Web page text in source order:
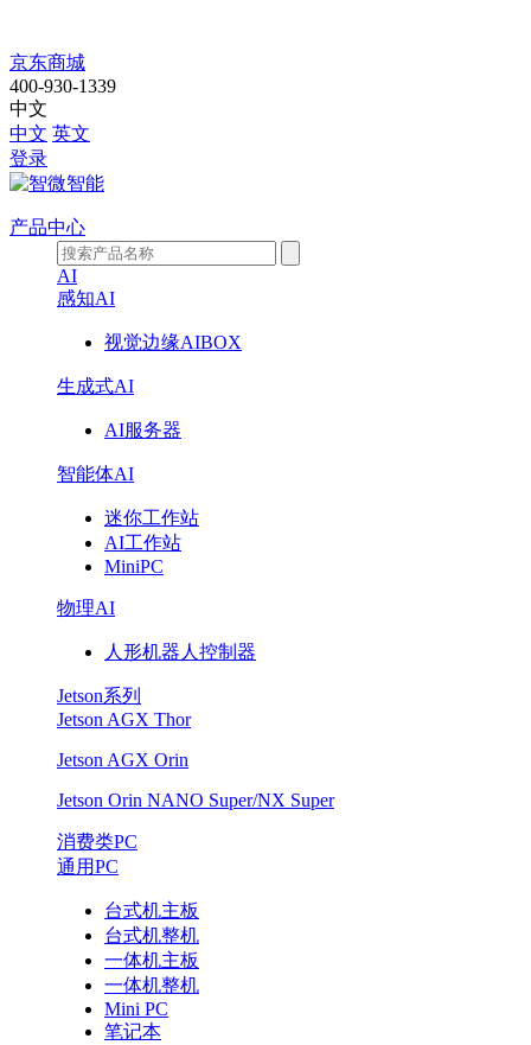
走
进
智
微
京东商城
400-930-1339
中文
中文 英文
登录
产品中心
AI
感知AI
视觉边缘AIBOX
生成式AI
AI服务器
智能体AI
迷你工作站
AI工作站
MiniPC
物理AI
人形机器人控制器
Jetson系列
Jetson AGX Thor
Jetson AGX Orin
Jetson Orin NANO Super/NX Super
消费类PC
通用PC
台式机主板
台式机整机
一体机主板
一体机整机
Mini PC
笔记本